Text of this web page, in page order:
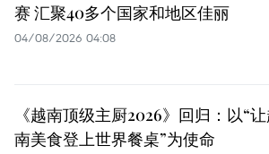
赛 汇聚40多个国家和地区佳丽
04/08/2026 04:08
《越南顶级主厨2026》回归：以“
南美食登上世界餐桌”为使命